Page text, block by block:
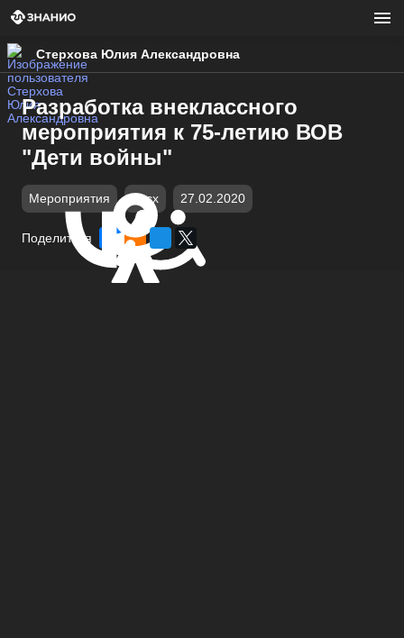
Стерхова Юлия Александровна
Разработка внеклассного
мероприятия к 75-летию ВОВ
"Дети войны"
Мероприятия docx 27.02.2020
Поделиться